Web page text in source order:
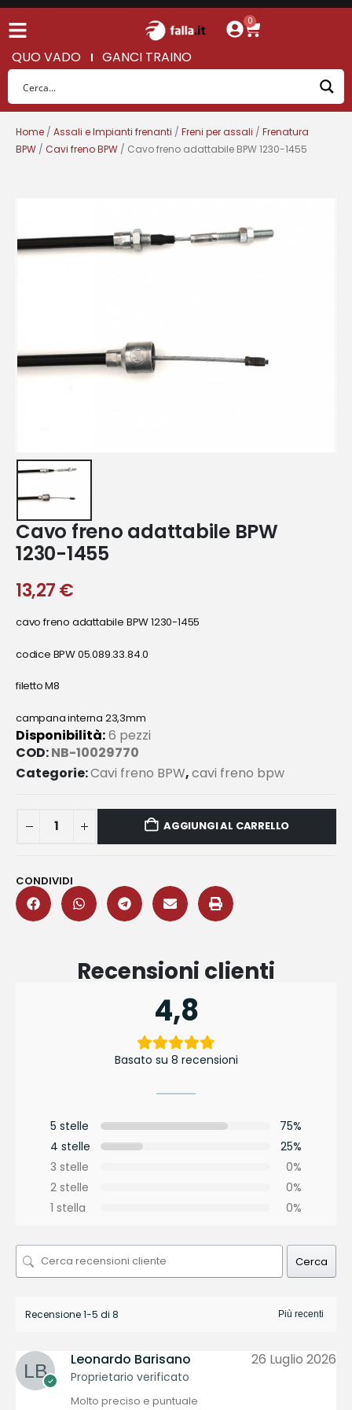
0
QUO VADO GANCI TRAINO
Home / Assali e Impianti frenanti / Freni per assali / Frenatura
BPW / Cavi freno BPW / Cavo freno adattabile BPW 1230-1455
Cavo freno adattabile BPW
1230-1455
13,27€
cavo freno adattabile BPW 1230-1455
codice BPW 05.089.33.84.0
filetto M8
campana interna 23,3mm
Disponibilità:6 pezzi
COD:NB-10029770
Categorie:Cavi freno BPW,cavi freno bpw
AGGIUNGI AL CARRELLO
CONDIVIDI
Recensioni clienti
4,8
Basato su 8 recensioni
5 stelle
75%
4 stelle
25%
3 stelle
0%
2 stelle
0%
1 stella
0%
Cerca
Recensione 1-5 di 8
Leonardo Barisano
Proprietario verificato
26 Luglio 2026
Molto preciso e puntuale